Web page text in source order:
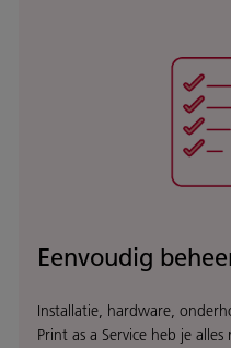
Eenvoudig
Installatie, hardware,
Print as a Service heb je